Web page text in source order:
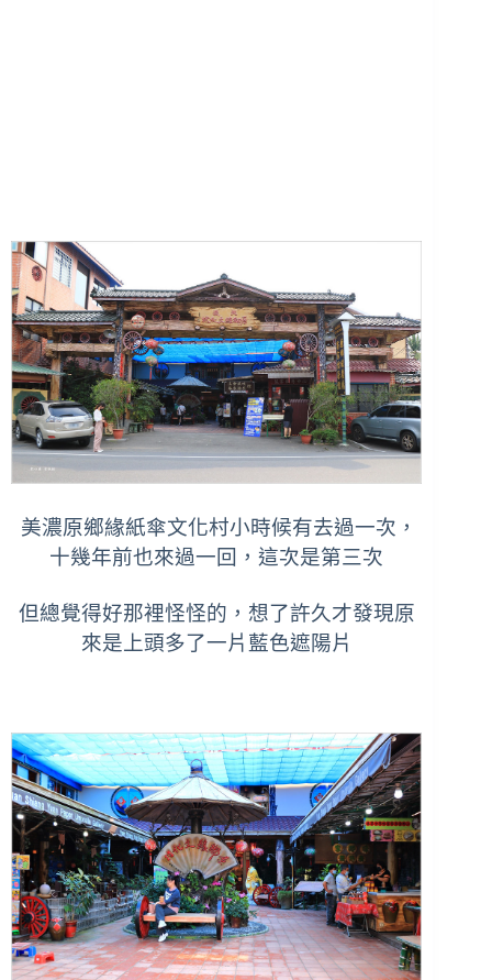
美濃原鄉緣紙傘文化村小時候有去過一次，
十幾年前也來過一回，這次是第三次
但總覺得好那裡怪怪的，想了許久才發現原
來是上頭多了一片藍色遮陽片